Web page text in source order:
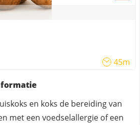
45m
en koks de bereiding van
met een voedselallergie of een